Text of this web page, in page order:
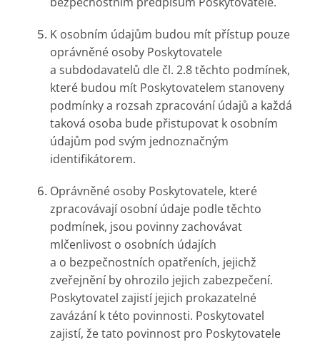
K osobním údajům budou mít přístup pouze
oprávněné osoby Poskytovatele
a subdodavatelů dle čl. 2.8 těchto podmínek,
které budou mít Poskytovatelem stanoveny
podmínky a rozsah zpracování údajů a každá
taková osoba bude přistupovat k osobním
údajům pod svým jednoznačným
identifikátorem.
Oprávněné osoby Poskytovatele, které
zpracovávají osobní údaje podle těchto
podmínek, jsou povinny zachovávat
mlčenlivost o osobních údajích
a o bezpečnostních opatřeních, jejichž
zveřejnění by ohrozilo jejich zabezpečení.
Poskytovatel zajistí jejich prokazatelné
zavázání k této povinnosti. Poskytovatel
zajistí, že tato povinnost pro Poskytovatele